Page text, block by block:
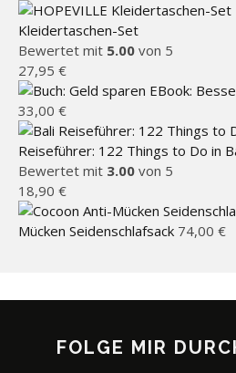
Kleidertaschen-Set
Bewertet mit 5.00 von 5
27,95 €
EBook:
33,00 €
Reiseführer: 122 Things to Do in
Bewertet mit 3.00 von 5
18,90 €
Mücken Seidenschlafsack 74,00 €
FOLGE MIR